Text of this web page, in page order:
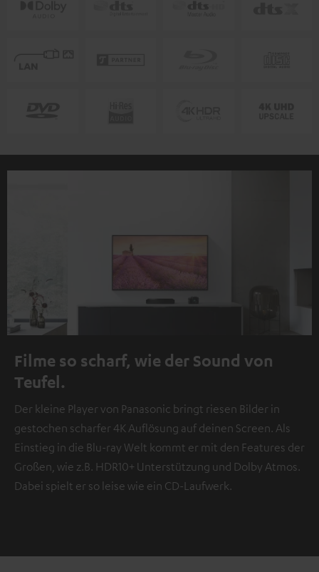
Filme so scharf, wie der Sound von
Teufel.
Der kleine Player von Panasonic bringt riesen Bilder in
gestochen scharfer 4K Auflösung auf deinen Screen. Als
Einstieg in die Blu-ray Welt kommt er mit den Features der
Großen, wie z.B. HDR10+ Unterstützung und Dolby Atmos.
Dabei spielt er so leise wie ein CD-Laufwerk.